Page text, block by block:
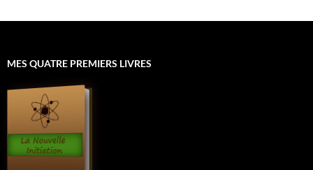
MES QUATRE PREMIERS LIVRES